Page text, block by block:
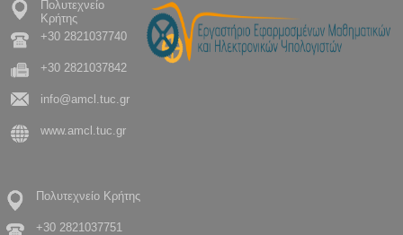
Πολυτεχνείο
Κρήτης
+30 2821037740
+30 2821037842
info@amcl.tuc.gr
www.amcl.tuc.gr
Πολυτεχνείο Κρήτης
+30 2821037751